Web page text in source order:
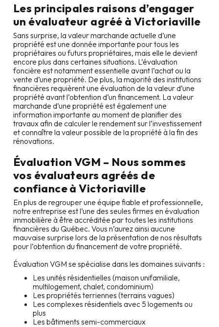
Les principales raisons d’engager
un évaluateur agréé à Victoriaville
Sans surprise, la valeur marchande actuelle d’une
propriété est une donnée importante pour tous les
propriétaires ou futurs propriétaires, mais elle le devient
encore plus dans certaines situations. L’évaluation
foncière est notamment essentielle avant l’achat ou la
vente d’une propriété. De plus, la majorité des institutions
financières requièrent une évaluation de la valeur d’une
propriété avant l’obtention d’un financement. La valeur
marchande d’une propriété est également une
information importante au moment de planifier des
travaux afin de calculer le rendement sur l’investissement
et connaître la valeur possible de la propriété à la fin des
rénovations.
Évaluation VGM – Nous sommes
vos évaluateurs agréés de
confiance àVictoriaville
En plus de regrouper une équipe fiable et professionnelle,
notre entreprise est l’une des seules firmes en évaluation
immobilière à être accréditée par toutes les institutions
financières du Québec. Vous n’aurez ainsi aucune
mauvaise surprise lors de la présentation de nos résultats
pour l’obtention du financement de votre propriété.
Évaluation VGM se spécialise dans les domaines suivants :
Les unités résidentielles (maison unifamiliale,
multilogement, chalet, condominium)
Les propriétés terriennes (terrains vagues)
Les complexes résidentiels avec 5 logements ou
plus
Les bâtiments semi-commerciaux